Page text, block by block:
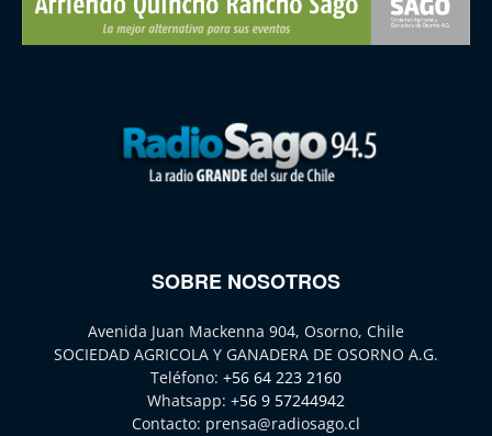
SOBRE NOSOTROS
Avenida Juan Mackenna 904, Osorno, Chile
SOCIEDAD AGRICOLA Y GANADERA DE OSORNO A.G.
Teléfono: +56 64 223 2160
Whatsapp: +56 9 57244942
Contacto: prensa@radiosago.cl